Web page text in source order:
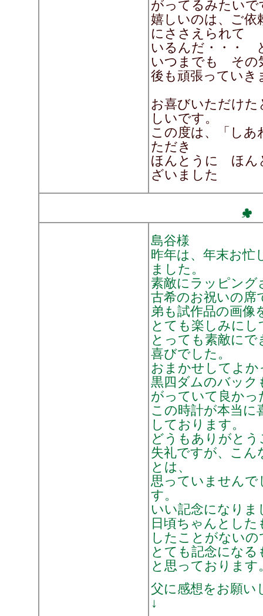
がってるみたいで
嬉しいのは、ご依
にささえられて
いるんだ・・・
いつまでも その
後も頑張っていき
お喜びいただけた
しいです。
この度は、「しあ
ただき
ほんとうに ほん
ざいました
島谷様
昨年は、年末お忙
ました。
素敵にラッピン
古希のお祝いの席
弟も試作品の画像
とても楽しみに
とっても素敵に
喜びでした。
おまかせしてよか
黒四ダムのバック
がっていて良かっ
この時計が本当に
しております。
どうもありがと
失礼ですが、こん
とは、
思っていません
す。
いい記念になりま
日頃ちゃんとし
したことがないの
とても記念にな
と思っております
父に感想をお願い
↓